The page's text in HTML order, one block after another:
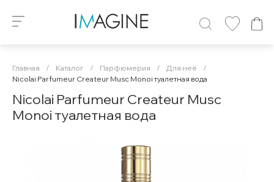
Главная / Каталог / Парфюмерия / Для неё
/
Nicolai Parfumeur Createur Musc Monoi туалетная вода
Nicolai Parfumeur Createur Musc
Monoi туалетная вода